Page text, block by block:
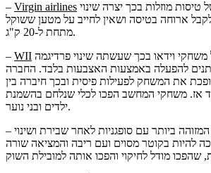
– Virgin airlines
ארוחה בטיסה ושאין לחייב על מטען ששוקל
מתחת ל-20 ק"ג.
– WII
להפעלה באמצעות האצבעות בלבד. החברה
את המשחק לפעילות פיסית ובכך חיברה בין
עד אז. משחקי המחשב הפכו לכלי שנלחם בהשמנת
ילדים ובני נוער.
– ביותר עם סופגניות לאחר שבירת ושינוי
להיות בקוטר מסוים ועם ריבה והמציאה שורה